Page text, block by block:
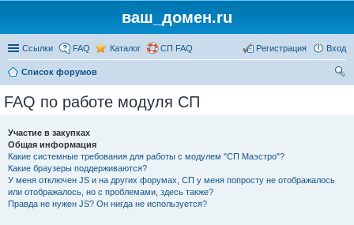
ваш_домен.ru
Ссылки FAQ Каталог СП FAQ Вход
Регистрация
Список форумов
FAQ по работе модуля СП
Участие в закупках
Общая информация
Какие системные требования для работы с модулем "СП Маэстро"?
Какие браузеры поддерживаются?
У меня отключен JS и на других форумах, СП у меня попросту не отображалось
или отображалось, но с проблемами, здесь также?
Правда не нужен JS? Он нигда не используется?